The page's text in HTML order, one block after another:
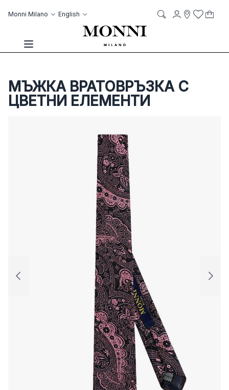
Monni Milano Language
English
Toggle Nav
AccountWish List
My
МЪЖКА ВРАТОВРЪЗКА С
ЦВЕТНИ ЕЛЕМЕНТИ